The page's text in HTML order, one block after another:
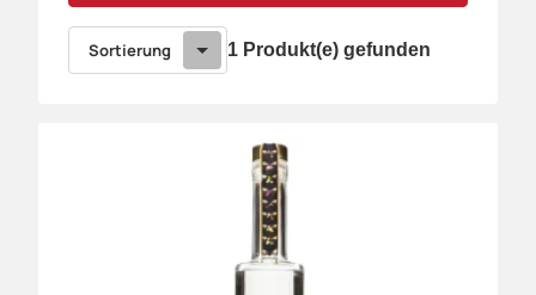
Sortierung 1 Produkt(e) gefunden